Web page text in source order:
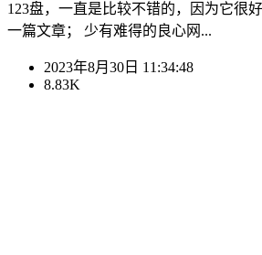
123盘，一直是比较不错的，因为它很
一篇文章； 少有难得的良心网...
2023年8月30日 11:34:48
8.83K